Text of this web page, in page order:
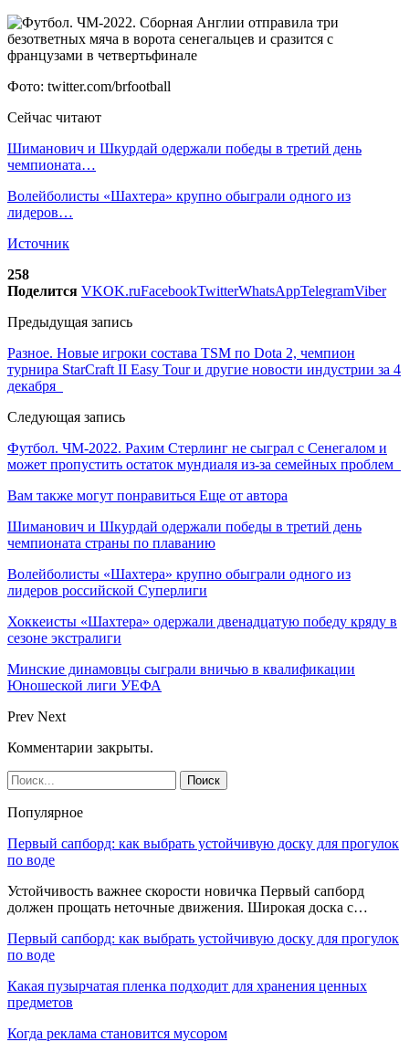
Фото: twitter.com/brfootball
Сейчас читают
Шиманович и Шкурдай одержали победы в третий день
чемпионата…
Волейболисты «Шахтера» крупно обыграли одного из
лидеров…
Источник
258
Поделится VKOK.ruFacebookTwitterWhatsAppTelegramViber
Предыдущая запись
Разное. Новые игроки состава TSM по Dota 2, чемпион
турнира StarCraft II Easy Tour и другие новости индустрии за 4
декабря
Следующая запись
Футбол. ЧМ-2022. Рахим Стерлинг не сыграл с Сенегалом и
может пропустить остаток мундиаля из-за семейных проблем
Вам также могут понравиться Еще от автора
Шиманович и Шкурдай одержали победы в третий день
чемпионата страны по плаванию
Волейболисты «Шахтера» крупно обыграли одного из
лидеров российской Суперлиги
Хоккеисты «Шахтера» одержали двенадцатую победу кряду в
сезоне экстралиги
Минские динамовцы сыграли вничью в квалификации
Юношеской лиги УЕФА
Prev Next
Комментарии закрыты.
Популярное
Первый сапборд: как выбрать устойчивую доску для прогулок
по воде
Устойчивость важнее скорости новичка Первый сапборд
должен прощать неточные движения. Широкая доска с…
Первый сапборд: как выбрать устойчивую доску для прогулок
по воде
Какая пузырчатая пленка подходит для хранения ценных
предметов
Когда реклама становится мусором